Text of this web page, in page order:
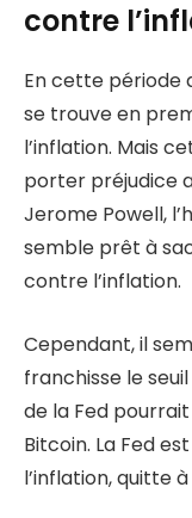
contre
En cette période
se trouve en
l’inflation. Mais
porter préjudice
Jerome Powell,
semble prêt à
contre l’inflation.
Cependant, il
franchisse le
de la Fed
Bitcoin. La Fed
l’inflation, quitte